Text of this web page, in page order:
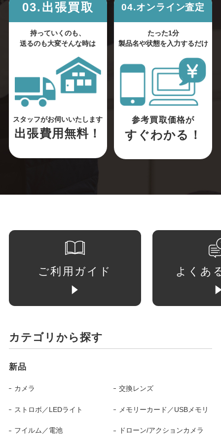
03.出張買取
持っていくのも、
送るのも大変そんな時は
スタッフがお伺いいたします
出張費用無料！
04.オンライン査定
たった1分
製品名や状態を入力するだけ
参考買取価格が
すぐわかる！
ご利用ガイド よくあ
カテゴリから探す
新品
カメラ 交換レンズ
ストロボ／LEDライト メモリーカード／USBメモリ
フイルム／電池 ドローン/アクションカメラ